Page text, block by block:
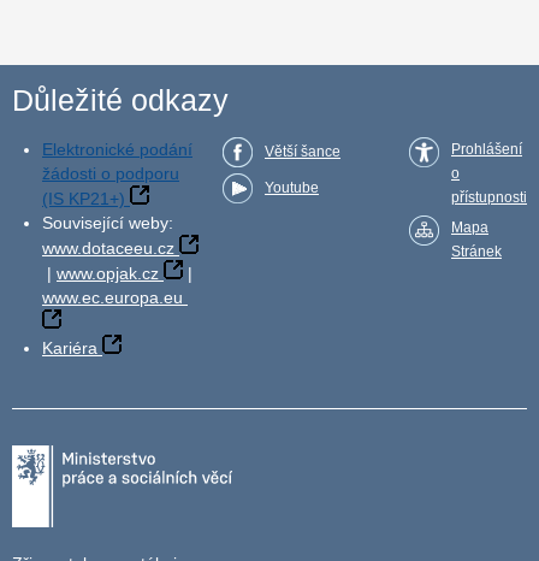
Důležité odkazy
Elektronické podání
žádosti o podporu
(IS KP21+)
Související weby:
www.dotaceeu.cz
| www.opjak.cz
|
www.ec.europa.eu
Kariéra
Větší šance
Youtube
Prohlášení
o
přístupnosti
Mapa
Stránek